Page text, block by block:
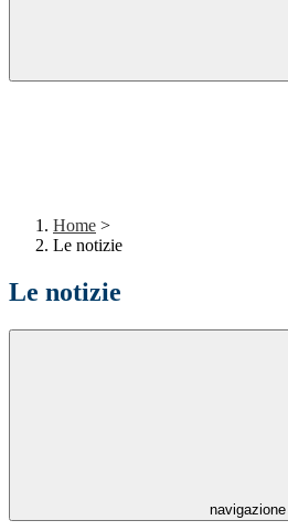
Home >
Le notizie
Le notizie
navigazione